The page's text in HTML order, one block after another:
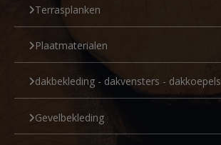
Terrasplanken
Plaatmaterialen
dakbekleding - dakvensters - dakkoepels
Gevelbekleding